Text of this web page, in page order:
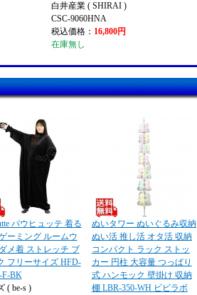
白井産業 ( SHIRAI )
CSC-9060HNA
税込価格： 16,800円
在庫無し
バウヒュッテ 着る
ーミング ルームウ
メ着 ストレッチ ブ
フリーサイズ HFD-
F-BK
( be-s )
ぬいタワー ぬいぐるみ収納
ぬい活 推し活 オタ活 収納
コンパクト ラック ストッ
カー 円柱 大容量 つっぱり
式 ハンモック 壁掛け 収納
棚 LBR-350-WH ビビラボ